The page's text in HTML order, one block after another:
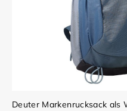
Deuter Markenrucksack als